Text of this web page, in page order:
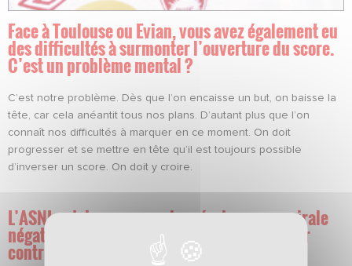
Face à Toulouse ou Evian, vous avez également eu
des difficultés à surmonter l’ouverture du score.
C’est un problème mental ?
C’est notre problème. Dès que l’on encaisse un but, on baisse la
tête, car cela anéantit tous nos plans. D’autant plus que l’on
connaît nos difficultés à marquer en ce moment. On doit
progresser et se mettre en tête qu’il est toujours possible
d’inverser un score. On doit y croire.
L’ASNL est de nouveau plongée dans une spirale
négative où tous les éléments semblent jouer
contre vous…